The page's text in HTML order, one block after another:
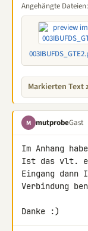
Angehängte Dateien:
Markierten Text
M mutprobeGast
Im Anhang
Ist das vlt.
Eingang dann
Verbindung
Danke :)